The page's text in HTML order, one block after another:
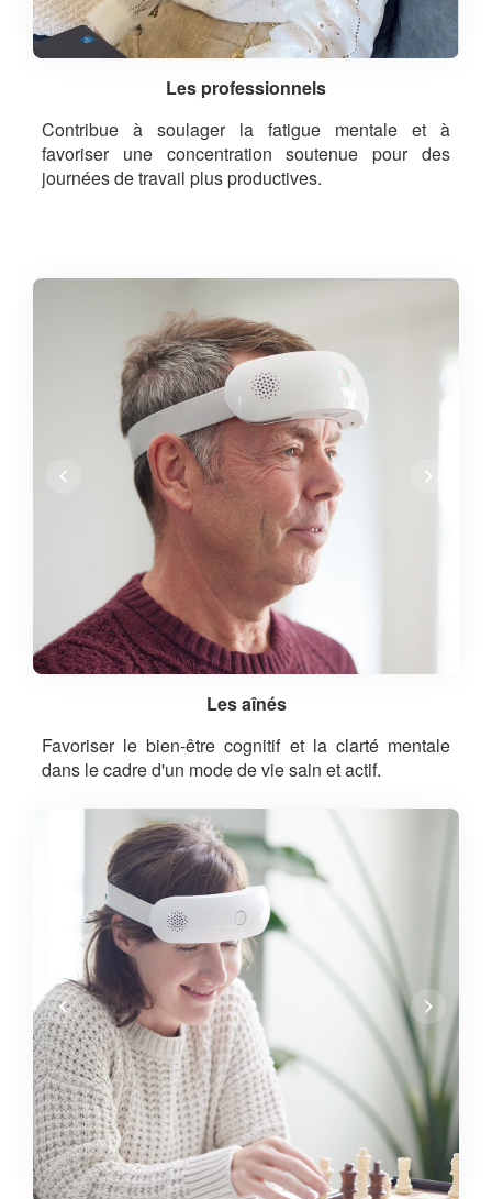
Les professionnels
Contribue à soulager la fatigue mentale et à
favoriser une concentration soutenue pour des
journées de travail plus productives.
Les aînés
Favoriser le bien-être cognitif et la clarté mentale
dans le cadre d'un mode de vie sain et actif.